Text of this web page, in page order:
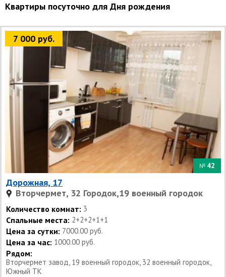
Квартиры посуточно для Дня рождения
7 000 руб.
№ 42
Дорожная, 17
Вторчермет, 32 Городок,19 военный городок
Количество комнат: 3
Спальные места: 2+2+2+1+1
Цена за сутки: 7000.00 руб.
Цена за час: 1000.00 руб.
Рядом:
Вторчермет завод, 19 военный городок, 32 военный городок,
Южный ТК